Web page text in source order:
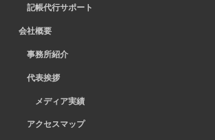
記帳代行サポート
会社概要
事務所紹介
代表挨拶
メディア実績
アクセスマップ